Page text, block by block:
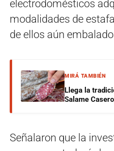
electrodomésticos
modalidades de
de ellos aún
MIRÁ TAMBIÉN
Llega la
Salame
Señalaron que la